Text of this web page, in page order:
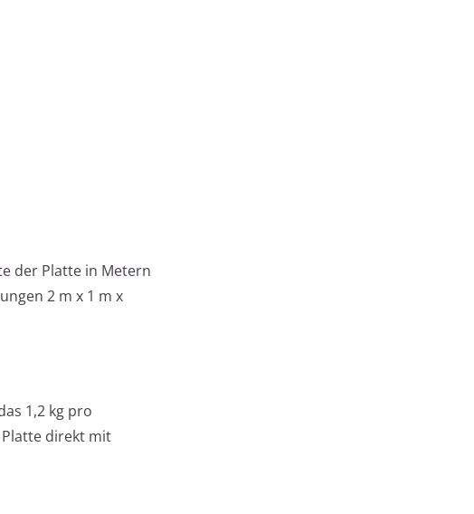
der Platte in Metern
2 m x 1 m x
1,2 kg pro
direkt mit